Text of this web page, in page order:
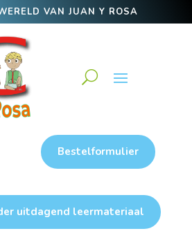
VAN JUAN Y ROSA
Bestelformulier
uitdagend leermateriaal